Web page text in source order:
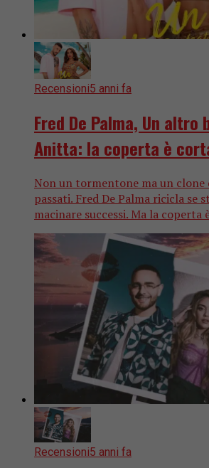
Recensioni5 anni fa
Fred De Palma, Un altro
Anitta: la coperta è
Non un tormentone ma un
passati. Fred De Palma ricicla se
macinare successi. Ma la coperta
Recensioni5 anni fa